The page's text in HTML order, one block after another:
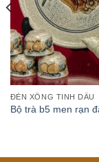
ĐÈN XÔNG TINH DẦU
Bộ trà b5 men rạn